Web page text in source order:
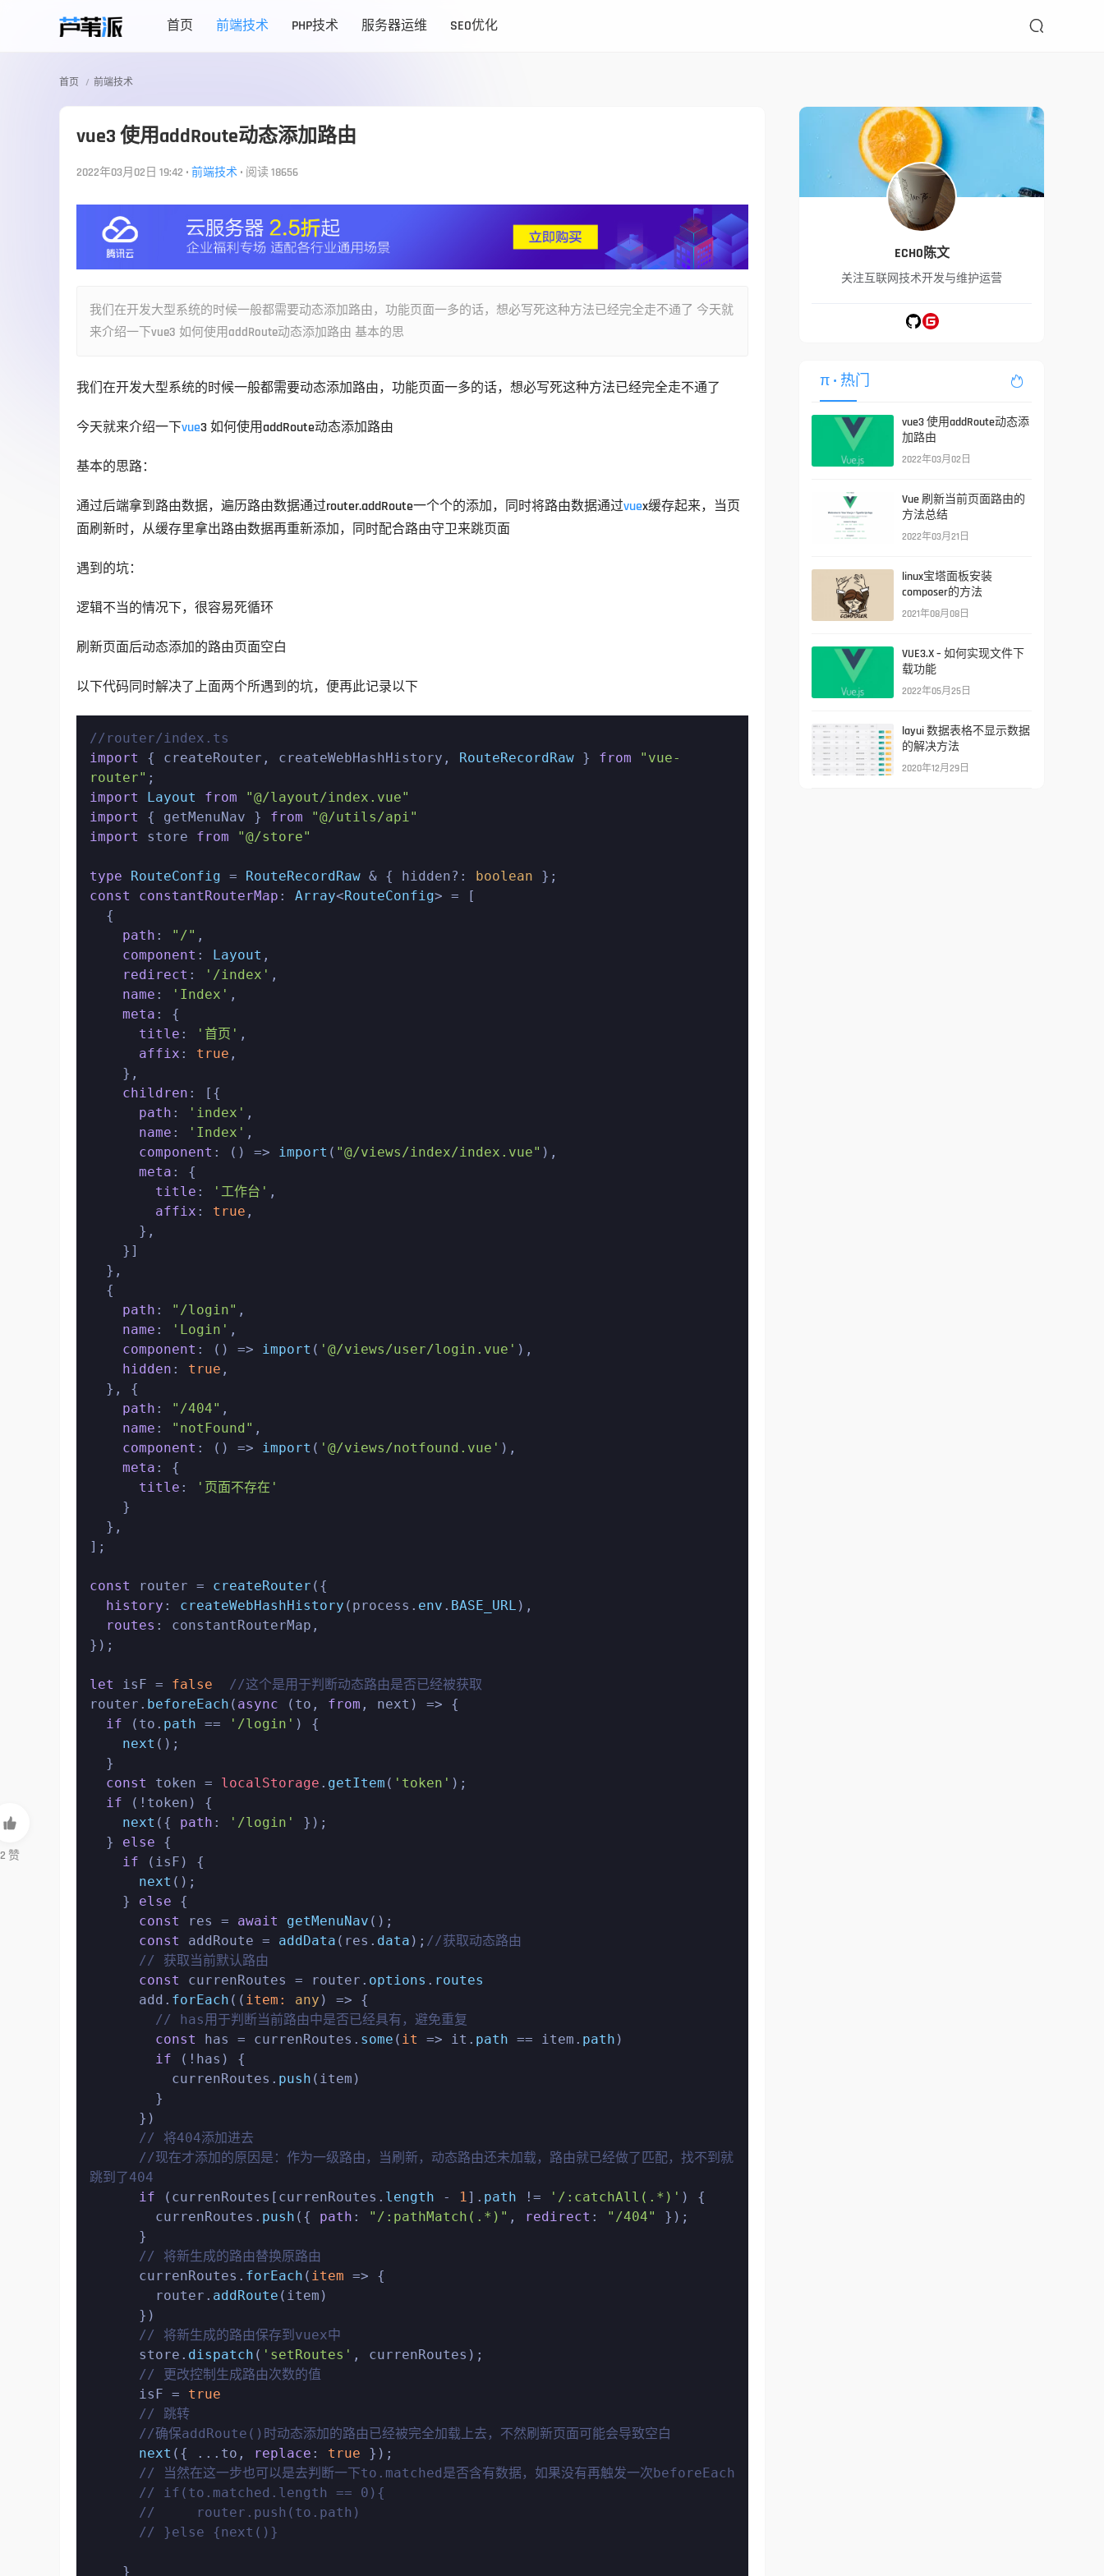
首页 前端技术 PHP技术 服务器运维 SEO优化 
首页 前端技术
vue3 使用addRoute动态添加路由
2022年03月02日 19:42 • 前端技术 • 阅读 18656
我们在开发大型系统的时候一般都需要动态添加路由，功能页面一多的话，想必写死这种方法已经完全走不通了 今天就
来介绍一下vue3 如何使用addRoute动态添加路由 基本的思
我们在开发大型系统的时候一般都需要动态添加路由，功能页面一多的话，想必写死这种方法已经完全走不通了
今天就来介绍一下vue3 如何使用addRoute动态添加路由
基本的思路：
通过后端拿到路由数据，遍历路由数据通过router.addRoute一个个的添加，同时将路由数据通过vuex缓存起来，当页
面刷新时，从缓存里拿出路由数据再重新添加，同时配合路由守卫来跳页面
遇到的坑：
逻辑不当的情况下，很容易死循环
刷新页面后动态添加的路由页面空白
以下代码同时解决了上面两个所遇到的坑，便再此记录以下
//router/index.ts
import
{ createRouter, createWebHashHistory, RouteRecordRaw } from
"vue-
router"
import
Layout from
"@/layout/index.vue"
import
{ getMenuNav } from
"@/utils/api"
import
store from "@/store"
type RouteConfig = RouteRecordRaw & { hidden?: boolean
const
constantRouterMap : Array<RouteConfig> = [
path : "/" ,
component : Layout ,
redirect : '/index' ,
name : 'Index' ,
meta : {
title : '首页' ,
affix : true ,
children : [{
path : 'index' ,
name : 'Index' ,
component : () => import ( "@/views/index/index.vue" ),
meta : {
title : '工作台' ,
affix : true ,
path : "/login" ,
name : 'Login' ,
component : () => import ( '@/views/user/login.vue' ),
hidden : true ,
path : "/404" ,
name : "notFound" ,
component : () => import ( '@/views/notfound.vue' ),
meta : {
title :
'页面不存在'
];
const router = createRouter ({
history : createWebHashHistory (process. env . BASE_URL ),
routes : constantRouterMap,
});
let isF = false
//这个是用于判断动态路由是否已经被获取
router. beforeEach ( async (to, from , next) => {
if (to. path == '/login' ) {
next ();
const
token = localStorage . getItem ( 'token' );
if (!token) {
next ({ path : '/login'
});
  }
else {
if (isF) {
next ();
    }
else {
const
res = await getMenuNav ();
const
addRoute = addData (res. data ); //获取动态路由
// 获取当前默认路由
const
currenRoutes = router. options . routes
      add.
forEach ( ( item: any ) => {
// has用于判断当前路由中是否已经具有，避免重复
const
has = currenRoutes. some ( it => it. path == item. path )
if (!has) {
          currenRoutes.
push (item)
// 将404添加进去
//现在才添加的原因是：作为一级路由，当刷新，动态路由还未加载，路由就已经做了匹配，找不到就
跳到了404
if (currenRoutes[currenRoutes. length - 1 ]. path != '/:catchAll(.*)' ) {
        currenRoutes.
push ({ path : "/:pathMatch(.*)" , redirect : "/404"
});
// 将新生成的路由替换原路由
      currenRoutes.
forEach ( item => {
        router.
addRoute (item)
// 将新生成的路由保存到vuex中
      store.
dispatch ( 'setRoutes' , currenRoutes);
// 更改控制生成路由次数的值
      isF =
true
// 跳转
//确保addRoute()时动态添加的路由已经被完全加载上去，不然刷新页面可能会导致空白
next ({ ...to, replace : true });
// 当然在这一步也可以是去判断一下to.matched是否含有数据，如果没有再触发一次beforeEach
// if(to.matched.length == 0){
//     router.push(to.path)
// }else {next()}
ECHO陈文
关注互联网技术开发与维护运营
π • 热门 
vue3 使用addRoute动态添
加路由
2022年03月02日
Vue 刷新当前页面路由的
方法总结
2022年03月21日
linux宝塔面板安装
composer的方法
2021年08月08日
VUE3.X – 如何实现文件下
载功能
2022年05月25日
layui 数据表格不显示数据
的解决方法
2020年12月29日

2 赞